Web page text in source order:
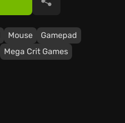
Mouse
Gamepad
Mega Crit Games
공유